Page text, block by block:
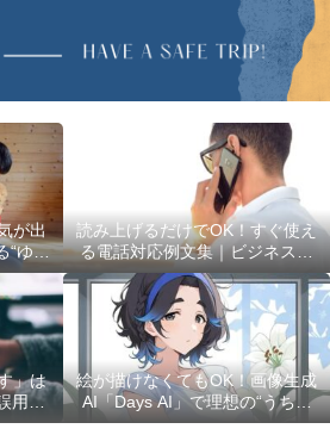
が出
“ゆる
読み上げるだけでOK！すぐ使え
る電話対応例文集｜ビジネスで
使える最初の言葉・最後の言葉
も完全網羅
」は
用10
絵が描けなくてもOK！画像生成
AI「Days AI」で理想の“うちの
子”キャラクターを作ってみた体